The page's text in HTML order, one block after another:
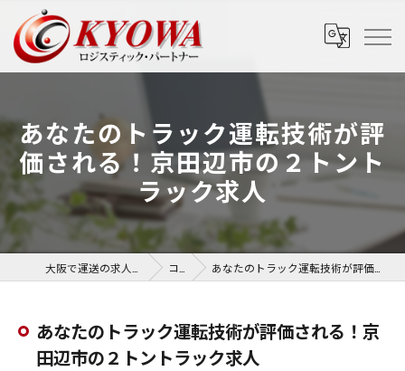
あなたのトラック運転技術が評
価される！京田辺市の２トント
ラック求人
コラム あなたのトラック運転技術が評価される！京田辺市の２トントラック求人
あなたのトラック運転技術が評価される！京
田辺市の２トントラック求人